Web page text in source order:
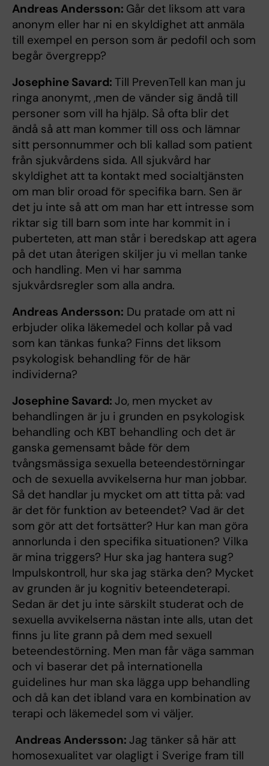
Andreas Andersson: Går det liksom att vara
anonym eller har ni en skyldighet att anmäla
till exempel en person som är pedofil och som
begår övergrepp?
Josephine Savard: Till PrevenTell kan man ju
ringa anonymt, ,men de vänder sig ändå till
personer som vill ha hjälp. Så ofta blir det
ändå så att man kommer till oss och lämnar
sitt personnummer och bli kallad som patient
från sjukvårdens sida. All sjukvård har
skyldighet att ta kontakt med socialtjänsten
om man blir oroad för specifika barn. Sen är
det ju inte så att om man har ett intresse som
riktar sig till barn som inte har kommit in i
puberteten, att man står i beredskap att agera
på det utan återigen skiljer ju vi mellan tanke
och handling. Men vi har samma
sjukvårdsregler som alla andra.
Andreas Andersson: Du pratade om att ni
erbjuder olika läkemedel och kollar på vad
som kan tänkas funka? Finns det liksom
psykologisk behandling för de här
individerna?
Josephine Savard: Jo, men mycket av
behandlingen är ju i grunden en psykologisk
behandling och KBT behandling och det är
ganska gemensamt både för dem
tvångsmässiga sexuella beteendestörningar
och de sexuella avvikelserna hur man jobbar.
Så det handlar ju mycket om att titta på: vad
är det för funktion av beteendet? Vad är det
som gör att det fortsätter? Hur kan man göra
annorlunda i den specifika situationen? Vilka
är mina triggers? Hur ska jag hantera sug?
Impulskontroll, hur ska jag stärka den? Mycket
av grunden är ju kognitiv beteendeterapi.
Sedan är det ju inte särskilt studerat och de
sexuella avvikelserna nästan inte alls, utan det
finns ju lite grann på dem med sexuell
beteendestörning. Men man får väga samman
och vi baserar det på internationella
guidelines hur man ska lägga upp behandling
och då kan det ibland vara en kombination av
terapi och läkemedel som vi väljer.
Andreas Andersson: Jag tänker så här att
homosexualitet var olagligt i Sverige fram till